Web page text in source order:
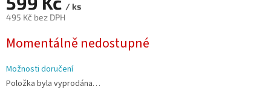
/ ks
495 Kč bez DPH
cena:
Momentálně nedostupné
Možnosti doručení
Položka byla vyprodána…